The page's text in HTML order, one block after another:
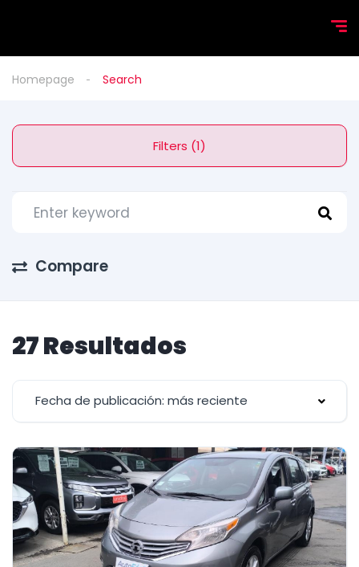
Homepage Search
Filters (1)
Compare
27 Resultados
Fecha de publicación: más reciente